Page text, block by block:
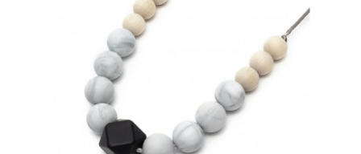
hvězdiček.